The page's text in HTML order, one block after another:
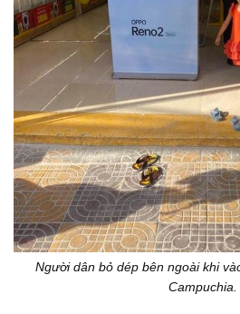
Người dân bỏ dép bên ngoài khi
Campuchia.